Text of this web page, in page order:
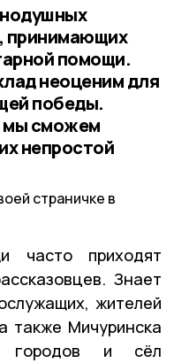
принимающих
помощи.
неоценим для
победы.
мы сможем
непростой
страничке в
часто приходят
Знает
жителей
также Мичуринска
городов и сёл